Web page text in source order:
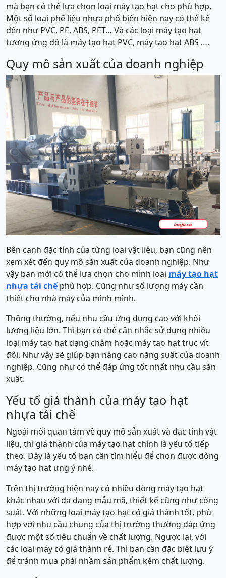
mà bạn có thể lựa chọn loại máy tạo hạt cho phù hợp.
Một số loại phế liệu nhựa phổ biến hiện nay có thể kể
đến như PVC, PE, ABS, PET… Và các loại máy tạo hạt
tương ứng đó là máy tạo hạt PVC, máy tạo hạt ABS ….
Quy mô sản xuất của doanh nghiệp
Bên cạnh đặc tính của từng loại vật liệu, bạn cũng nên
xem xét đến quy mô sản xuất của doanh nghiệp. Như
vậy bạn mới có thể lựa chọn cho mình loại máy tạo hạt
nhựa tái chếphù hợp. Cũng như số lượng máy cần
thiết cho nhà máy của mình mình.
Thông thường, nếu nhu cầu ứng dụng cao với khối
lượng liệu lớn. Thì bạn có thể cân nhắc sử dụng nhiều
loại máy tạo hạt dạng chậm hoặc máy tạo hạt trục vít
đôi. Như vậy sẽ giúp bạn nâng cao năng suất của doanh
nghiệp. Cũng như có thể đáp ứng tốt nhất nhu cầu sản
xuất.
Yếu tố giá thành của máy tạo hạt
nhựa tái chế
Ngoài mối quan tâm về quy mô sản xuất và đặc tính vật
liệu, thì giá thành của máy tạo hạt chính là yếu tố tiếp
theo. Đây là yếu tố bạn cần tìm hiểu để chọn được dòng
máy tạo hạt ưng ý nhé.
Trên thị trường hiện nay có nhiều dòng máy tạo hạt
khác nhau với đa dạng mẫu mã, thiết kế cũng như công
suất. Với những loại máy tạo hạt có giá thành tốt, phù
hợp với nhu cầu chung của thị trường thường đáp ứng
được một số tiêu chuẩn về chất lượng. Ngược lại, với
các loại máy có giá thành rẻ. Thì bạn cần đặc biệt lưu ý
để tránh mua phải nhầm sản phẩm kém chất lượng.